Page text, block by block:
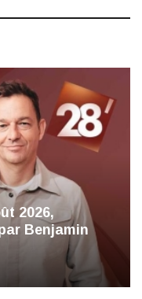
2026,
Benjamin